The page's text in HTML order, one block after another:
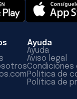
Ayuda
Ayuda
Aviso legal
Condiciones
Política de
Política de